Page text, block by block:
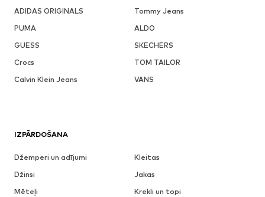
ADIDAS ORIGINALS
Tommy Jeans
PUMA
ALDO
GUESS
SKECHERS
Crocs
TOM TAILOR
Calvin Klein Jeans
VANS
IZPĀRDOŠANA
Džemperi un adījumi
Kleitas
Džinsi
Jakas
Mēteļi
Krekli un topi